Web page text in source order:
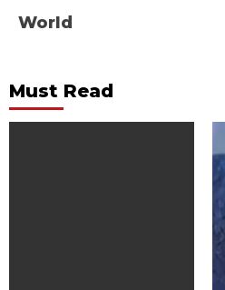
World
Must Read